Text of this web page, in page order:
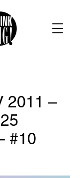
2011 –
#10